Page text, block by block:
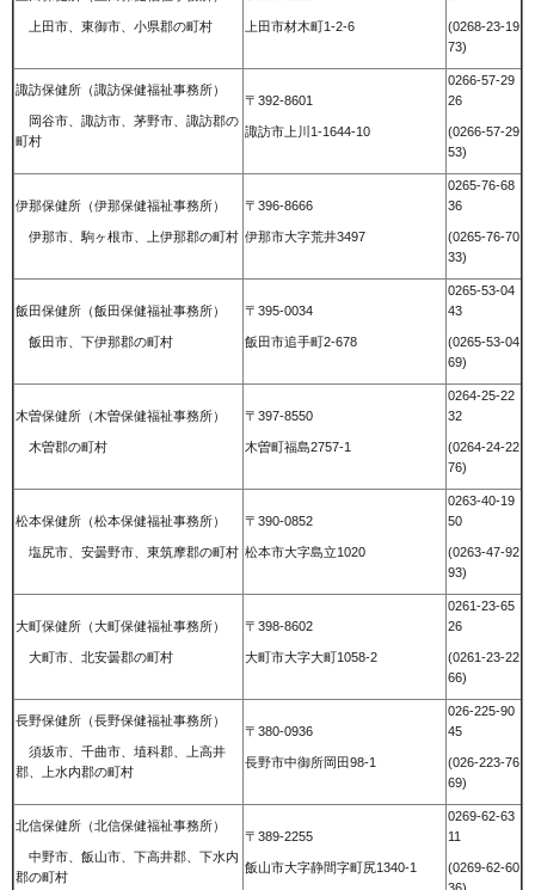
上田市、東御市、小県郡の町村 上田市材木町1-2-6
(0268-23-19
73)
諏訪保健所（諏訪保健福祉事務所）
岡谷市、諏訪市、茅野市、諏訪郡の
町村
〒392-8601
諏訪市上川1-1644-10
0266-57-29
26
(0266-57-29
53)
伊那保健所（伊那保健福祉事務所）
伊那市、駒ヶ根市、上伊那郡の町村
〒396-8666
伊那市大字荒井3497
0265-76-68
36
(0265-76-70
33)
飯田保健所（飯田保健福祉事務所）
飯田市、下伊那郡の町村
〒395-0034
飯田市追手町2-678
0265-53-04
43
(0265-53-04
69)
木曽保健所（木曽保健福祉事務所）
木曽郡の町村
〒397-8550
木曽町福島2757-1
0264-25-22
32
(0264-24-22
76)
松本保健所（松本保健福祉事務所）
塩尻市、安曇野市、東筑摩郡の町村
〒390-0852
松本市大字島立1020
0263-40-19
50
(0263-47-92
93)
大町保健所（大町保健福祉事務所）
大町市、北安曇郡の町村
〒398-8602
大町市大字大町1058-2
0261-23-65
26
(0261-23-22
66)
長野保健所（長野保健福祉事務所）
須坂市、千曲市、埴科郡、上高井
郡、上水内郡の町村
〒380-0936
長野市中御所岡田98-1
026-225-90
45
(026-223-76
69)
北信保健所（北信保健福祉事務所）
中野市、飯山市、下高井郡、下水内
郡の町村
〒389-2255
飯山市大字静間字町尻1340-1
0269-62-63
11
(0269-62-60